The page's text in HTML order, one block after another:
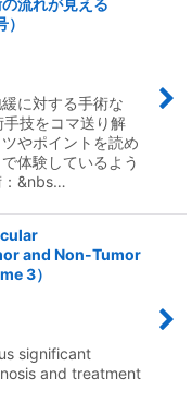
流れが見える
に対する手術な
技をコマ送り解
やポイントを読め
体験しているよう
：&nbs…
and Non-Tumor
3）
significant
and treatment